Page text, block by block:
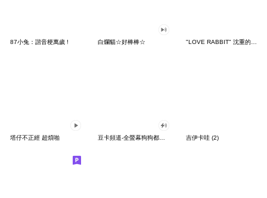
87小兔：諧音梗萬歲 ! 白爛貓☆好棒棒☆ "LOVE RABBIT" 沈重的愛 台灣版
塔仔不正經 超煩啪 吉伊卡哇 (2)